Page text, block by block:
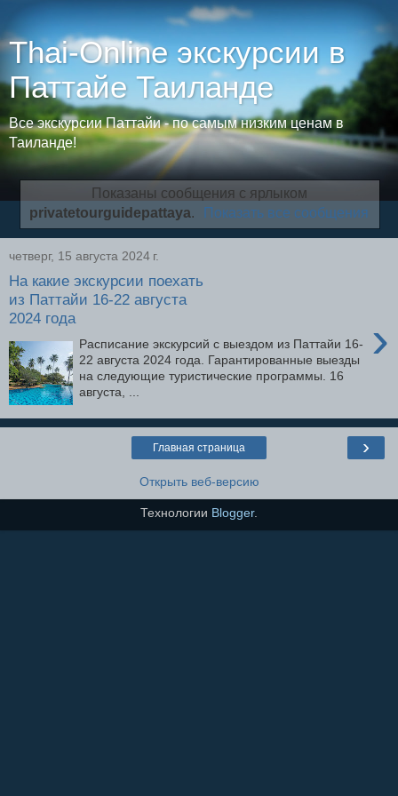
Thai-Online экскурсии в
Паттайе Таиланде
Все экскурсии Паттайи - по самым низким ценам в
Таиланде!
Показаны сообщения с ярлыком
privatetourguidepattaya. Показать все сообщения
четверг, 15 августа 2024 г.
На какие экскурсии поехать
из Паттайи 16-22 августа
2024 года
›
Расписание экскурсий с выездом из Паттайи 16-
22 августа 2024 года. Гарантированные выезды
на следующие туристические программы. 16
августа, ...
›
Главная страница
Открыть веб-версию
Технологии Blogger.